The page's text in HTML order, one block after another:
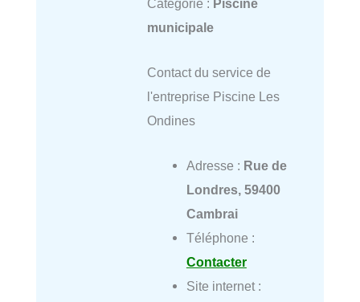
Catégorie : Piscine
municipale
Contact du service de
l'entreprise Piscine Les
Ondines
Adresse : Rue de
Londres, 59400
Cambrai
Téléphone :
Contacter
Site internet :